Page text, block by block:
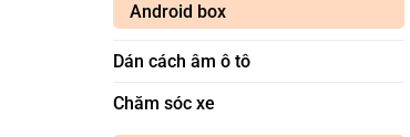
Android box
Dán cách âm ô tô
Chăm sóc xe